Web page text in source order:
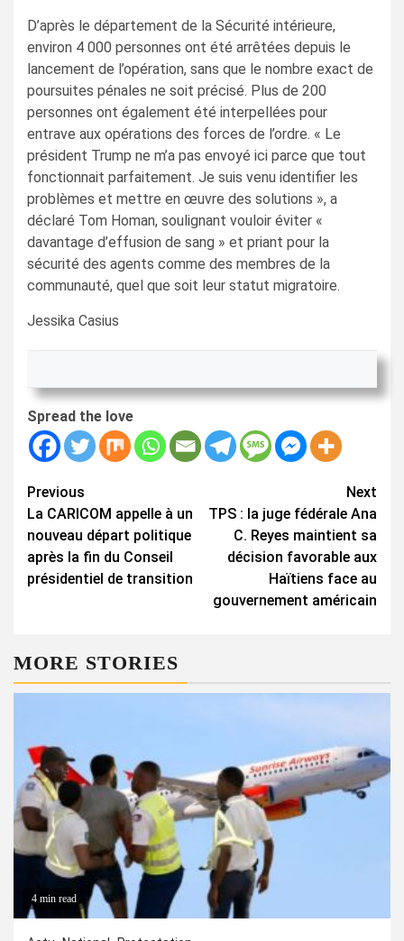
D’après le département de la Sécurité intérieure,
environ 4 000 personnes ont été arrêtées depuis le
lancement de l’opération, sans que le nombre exact de
poursuites pénales ne soit précisé. Plus de 200
personnes ont également été interpellées pour
entrave aux opérations des forces de l’ordre. « Le
président Trump ne m’a pas envoyé ici parce que tout
fonctionnait parfaitement. Je suis venu identifier les
problèmes et mettre en œuvre des solutions », a
déclaré Tom Homan, soulignant vouloir éviter «
davantage d’effusion de sang » et priant pour la
sécurité des agents comme des membres de la
communauté, quel que soit leur statut migratoire.
Jessika Casius
Spread the love
Continue
Reading
Previous
La CARICOM appelle à un
nouveau départ politique
après la fin du Conseil
présidentiel de transition
Next
TPS : la juge fédérale Ana
C. Reyes maintient sa
décision favorable aux
Haïtiens face au
gouvernement américain
MORE STORIES
4 min read